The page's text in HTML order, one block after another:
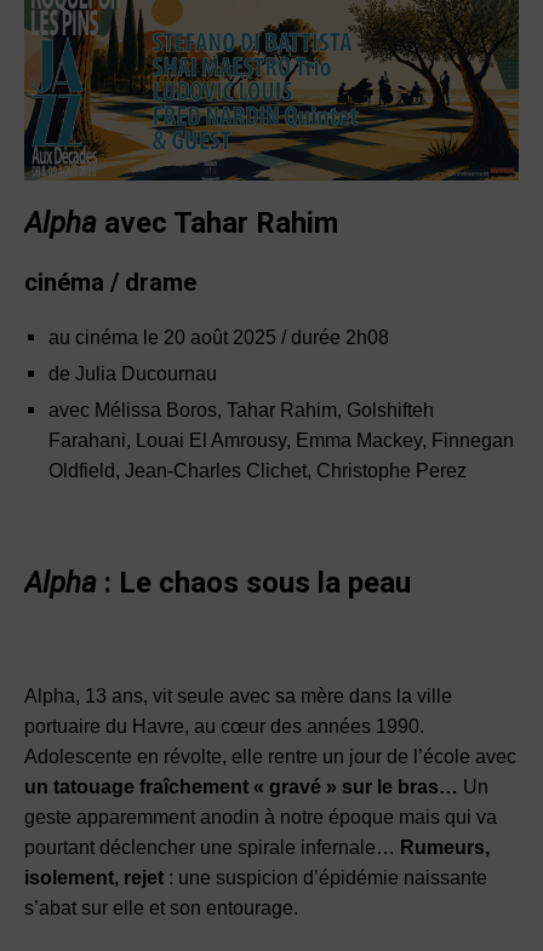
Alpha avec Tahar Rahim
cinéma / drame
au cinéma le 20 août 2025 / durée 2h08
de Julia Ducournau
avec Mélissa Boros, Tahar Rahim, Golshifteh
Farahani, Louai El Amrousy, Emma Mackey, Finnegan
Oldfield, Jean-Charles Clichet, Christophe Perez
Alpha : Le chaos sous la peau
Alpha, 13 ans, vit seule avec sa mère dans la ville
portuaire du Havre, au cœur des années 1990.
Adolescente en révolte, elle rentre un jour de l’école avec
un tatouage fraîchement « gravé » sur le bras… Un
geste apparemment anodin à notre époque mais qui va
pourtant déclencher une spirale infernale… Rumeurs,
isolement, rejet : une suspicion d’épidémie naissante
s’abat sur elle et son entourage.